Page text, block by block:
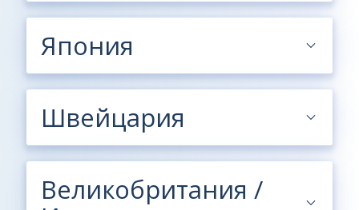
Япония
Швейцария
Великобритания /